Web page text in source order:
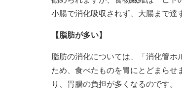
小腸で消化吸収されず、大腸まで達
【脂肪が多い】
脂肪の消化については、「消化管
ため、食べたものを胃にとどまら
り、胃腸の負担が多くなるのです。